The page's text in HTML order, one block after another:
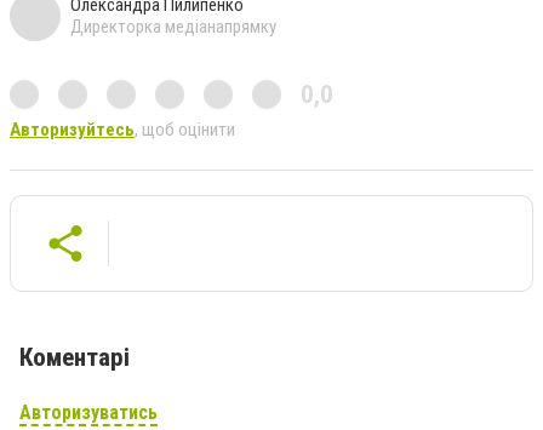
Олександра Пилипенко
Директорка медіанапрямку
0,0
Авторизуйтесь, щоб оцінити
Коментарі
Авторизуватись